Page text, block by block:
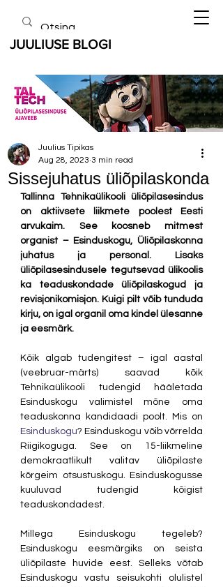
JUULIUSE BLOGI
Sissejuhatus üliõpilaskonda
Juulius Tipikas
Aug 28, 2023 3 min read
Tallinna Tehnikaülikooli üliõpilasesindus
on aktiivsete liikmete poolest Eesti
arvukaim. See koosneb mitmest
organist – Esinduskogu, Üliõpilaskonna
juhatus ja personal. Lisaks
üliõpilasesindusele tegutsevad ülikoolis
ka teaduskondade üliõpilaskogud ja
revisjonikomisjon. Kuigi pilt võib tunduda
kirju, on igal organil oma kindel ülesanne
ja eesmärk.
Kõik algab tudengitest – igal aastal
(veebruar-märts) saavad kõik
Tehnikaülikooli tudengid hääletada
Esinduskogu valimistel mõne oma
Esinduskogu? Esinduskogu võib võrrelda
Riigikoguga. See on 15-liikmeline
demokraatlikult valitav üliõpilaste
kõrgeim otsustuskogu. Esinduskogusse
kuuluvad tudengid kõigist
teaduskondadest.
Millega Esinduskogu tegeleb?
Esinduskogu eesmärgiks on seista
üliõpilaste huvide eest. Selleks võtab
Esinduskogu vastu seisukohti olulistel